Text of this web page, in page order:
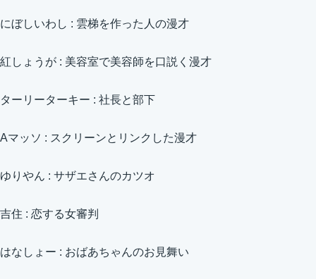
にぼしいわし : 雲梯を作った人の漫才
紅しょうが : 美容室で美容師を口説く漫才
ターリーターキー : 社長と部下
Aマッソ : スクリーンとリンクした漫才
ゆりやん : サザエさんのカツオ
吉住 : 恋する女審判
はなしょー : おばあちゃんのお見舞い